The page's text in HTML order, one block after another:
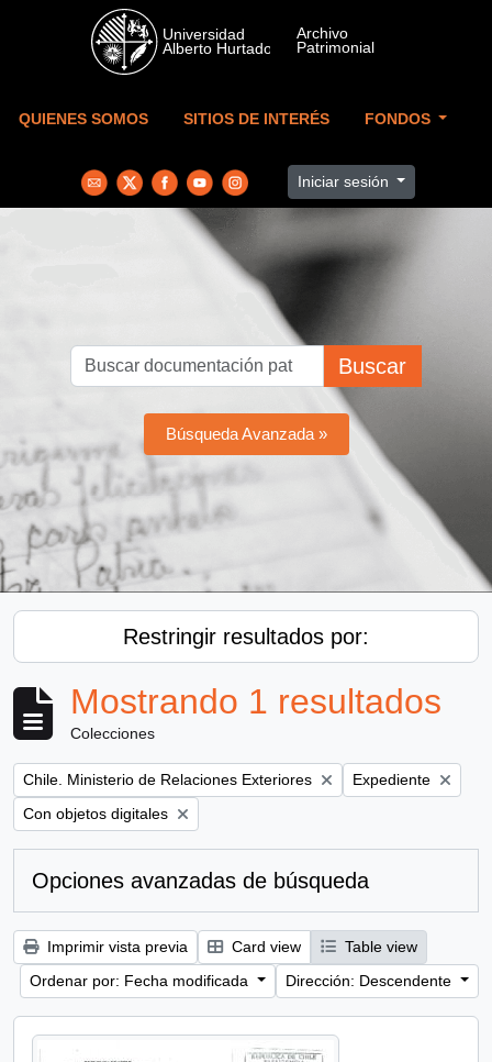
Skip to main content
QUIENES SOMOS SITIOS DE INTERÉS FONDOS
Iniciar sesión
Buscar
Búsqueda Avanzada »
Restringir resultados por:
Mostrando 1 resultados
Colecciones
Remove filter:
Chile. Ministerio de Relaciones Exteriores Remove filter:
Expediente
Remove filter:
Con objetos digitales
Opciones avanzadas de búsqueda
Imprimir vista previa Card view
Table view
Ordenar por: Fecha modificada
Dirección: Descendente